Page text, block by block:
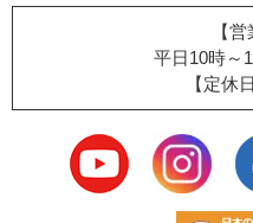
【
平日10時～
【定休